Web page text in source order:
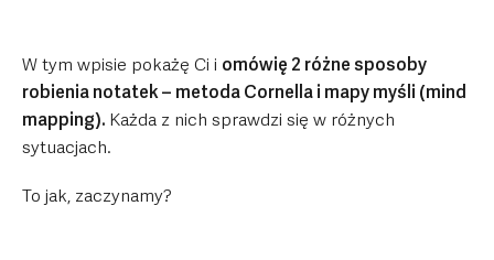
W tym wpisie pokażę Ci i omówię 2 różne sposoby
robienia notatek – metoda Cornella i mapy myśli (mind
mapping). Każda z nich sprawdzi się w różnych
sytuacjach.
To jak, zaczynamy?